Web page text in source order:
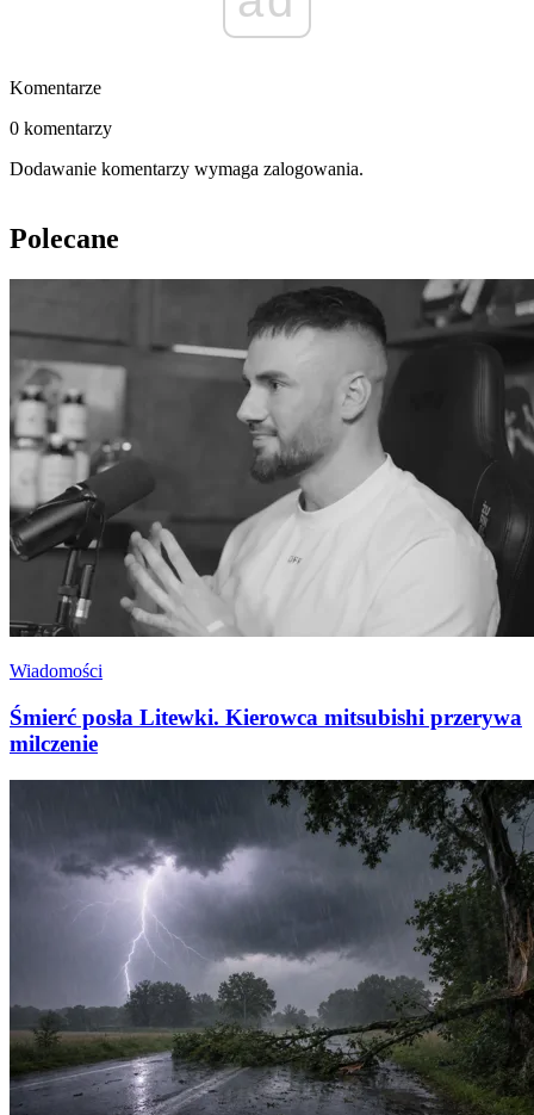
Komentarze
0 komentarzy
Dodawanie komentarzy wymaga zalogowania.
Polecane
Wiadomości
Śmierć posła Litewki. Kierowca mitsubishi przerywa
milczenie